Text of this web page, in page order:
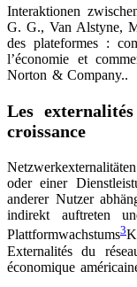
Interaktionen
G. G., Van Alstyne,
des plateformes :
l’économie et
Norton & Company..
Les
croissance
oder einer
anderer Nutzer
indirekt auftreten
Plattformwachstums3
Externalités du
économique